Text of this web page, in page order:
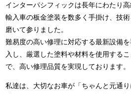
インターパシフィックは長年にわたり高
輸入車の板金塗装を数多く手掛け、技術
磨いて参りました。
難易度の高い修理に対応する最新設備
入し、厳選した塗料や材料を使用するこ
で、高い修理品質を実現しております。
私達は、大切なお車が「ちゃんと元通り